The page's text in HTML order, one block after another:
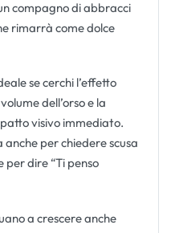
compagno di abbracci
rimarrà come dolce
se cerchi l’effetto
dell’orso e la
visivo immediato.
per chiedere scusa
per dire “Ti penso
a crescere anche